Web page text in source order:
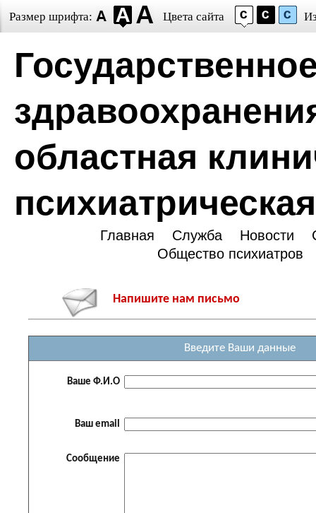
Размер шрифта: Цвета сайта
областная
Главная Служба Новости
Общество психиатров
Напишите нам письмо
Введите Ваши данные
Ваше Ф.И.О
Ваш email
Сообщение